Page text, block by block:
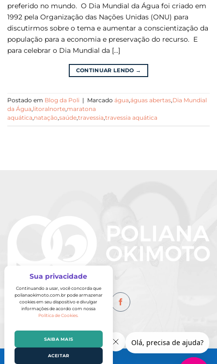
preferido no mundo. O Dia Mundial da Água foi criado em
1992 pela Organização das Nações Unidas (ONU) para
discutirmos sobre o tema e aumentar a conscientização da
população para a economia e preservação do recurso. E
para celebrar o Dia Mundial da […]
CONTINUAR LENDO →
Postado em Blog da Poli Marcado água,águas abertas,Dia Mundial
da Água, litoralnorte,maratona
aquática,natação,saúde,travessia,travessia aquática